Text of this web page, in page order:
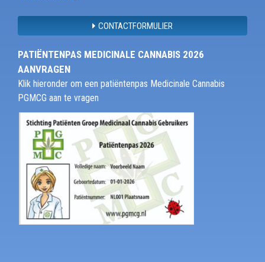
CONTACTFORMULIER
PATIËNTENPAS MEDICINALE CANNABIS 2026
AANVRAGEN
Klik hieronder om een patiëntenpas Medicinale Cannabis
PGMCG aan te vragen